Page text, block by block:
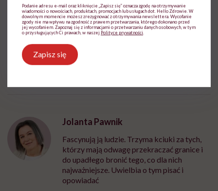
„P.S. Kocham cię”, „Łatwa dziewczyna”), nie uważa, by
miała wyjątkowe poczucie humoru:„Zachowuję
zawołanie”– przyznaje w wywiadach.
Jolanta Pawnik
Fascynują ją ludzie. Trzyma kciuki za tych,
którzy mają odwagę przekraczać granice i
do upadłego bronić tego, co dla nich
najważniejsze. Uwielbia o tym pisać i
opowiadać
Podanie adresu e-mail oraz kliknięcie „Zapisz się” oznacza zgodę na otrzymywanie
wiadomości o nowościach, produktach, promocjach lub usługach dot. Hello Zdrowie. W
dowolnym momencie możesz zrezygnować z otrzymywania newslettera. Wycofanie
zgody nie ma wpływu na zgodność z prawem przetwarzania, którego dokonano przed
jej wycofaniem. Zapoznaj się z informacjami o przetwarzaniu danych osobowych, w tym
o przysługujących Ci prawach, w naszej Polityce prywatności
Zapisz się